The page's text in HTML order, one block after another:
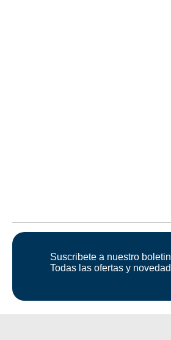
Suscribete a nuestro
Todas las ofertas y